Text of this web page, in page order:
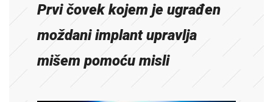
Prvi čovek kojem je ugrađen
moždani implant upravlja
mišem pomoću misli